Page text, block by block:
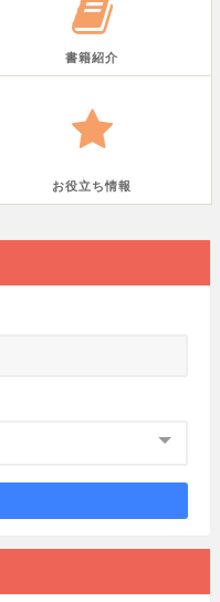
書籍紹介
お役立ち情報